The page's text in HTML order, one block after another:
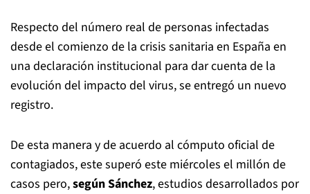
Respecto del número real de personas infectadas
desde el comienzo de la crisis sanitaria en España en
una declaración institucional para dar cuenta de la
evolución del impacto del virus, se entregó un nuevo
registro.
De esta manera y de acuerdo al cómputo oficial de
contagiados, este superó este miércoles el millón de
casos pero,según Sánchez, estudios desarrollados por